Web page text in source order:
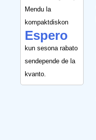
Mendu la
kompaktdiskon
Espero
kun sesona rabato
sendepende de la
kvanto.